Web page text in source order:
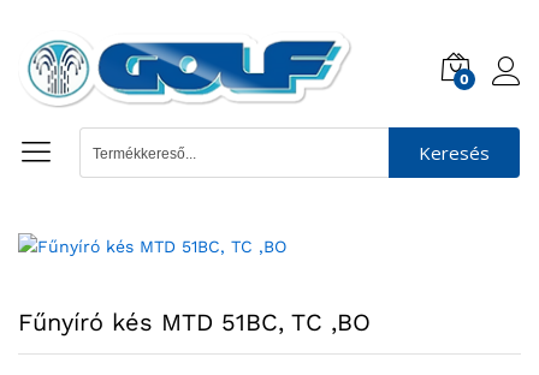
0
Keresés
Fűnyíró kés MTD 51BC, TC ,BO